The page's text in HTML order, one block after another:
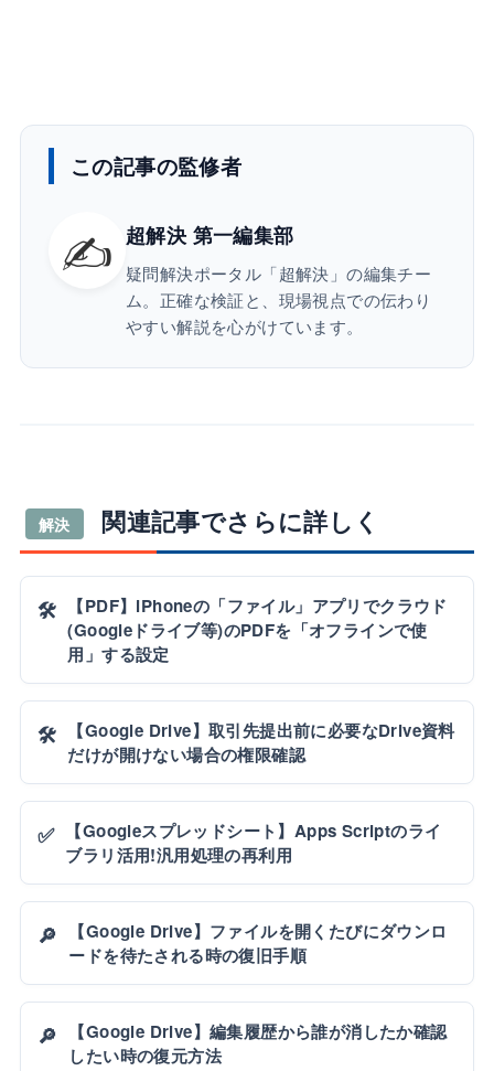
この記事の監修者
✍️ 超解決 第一編集部
疑問解決ポータル「超解決」の編集チー
ム。正確な検証と、現場視点での伝わり
やすい解説を心がけています。
解決 関連記事でさらに詳しく
🛠️
【PDF】iPhoneの「ファイル」アプリでクラウド
(Googleドライブ等)のPDFを「オフラインで使
用」する設定
🛠️
【Google Drive】取引先提出前に必要なDrive資料
だけが開けない場合の権限確認
✅
【Googleスプレッドシート】Apps Scriptのライ
ブラリ活用!汎用処理の再利用
🔎
【Google Drive】ファイルを開くたびにダウンロ
ードを待たされる時の復旧手順
🔎
【Google Drive】編集履歴から誰が消したか確認
したい時の復元方法